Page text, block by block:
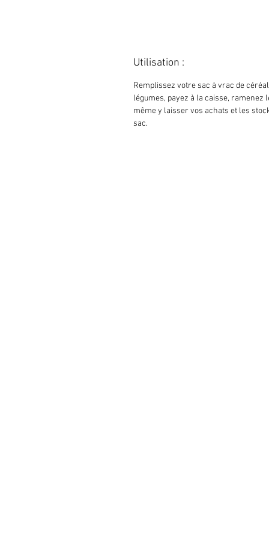
Utilisation :
Remplissez votre sac à vrac de
légumes, payez à la caisse, ramenez
même y laisser vos achats et les
sac.